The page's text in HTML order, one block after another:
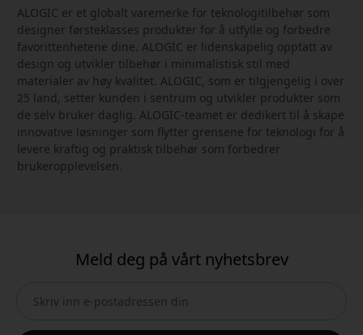
ALOGIC er et globalt varemerke for teknologitilbehør som
designer førsteklasses produkter for å utfylle og forbedre
favorittenhetene dine. ALOGIC er lidenskapelig opptatt av
design og utvikler tilbehør i minimalistisk stil med
materialer av høy kvalitet. ALOGIC, som er tilgjengelig i over
25 land, setter kunden i sentrum og utvikler produkter som
de selv bruker daglig. ALOGIC-teamet er dedikert til å skape
innovative løsninger som flytter grensene for teknologi for å
levere kraftig og praktisk tilbehør som forbedrer
brukeropplevelsen.
Meld deg på vårt nyhetsbrev